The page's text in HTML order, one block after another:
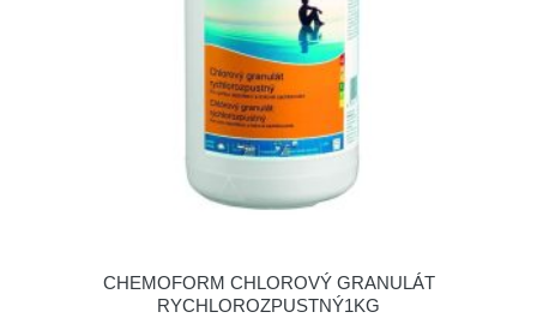
CHEMOFORM CHLOROVÝ GRANULÁT
RYCHLOROZPUSTNÝ1KG